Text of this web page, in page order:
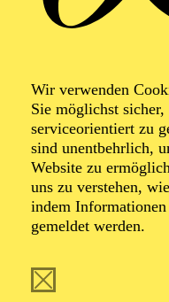
Wir verwenden
Sie möglichst
serviceorientiert zu
sind unentbehrlich,
Website zu
uns zu verstehen,
indem
gemeldet werden.
Oper
doch
Ein Kinderstück von